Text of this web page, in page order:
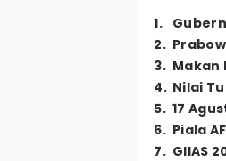
1.
2.
3. Makan
4. Nilai
5. 17
6. Piala
7. GIIAS